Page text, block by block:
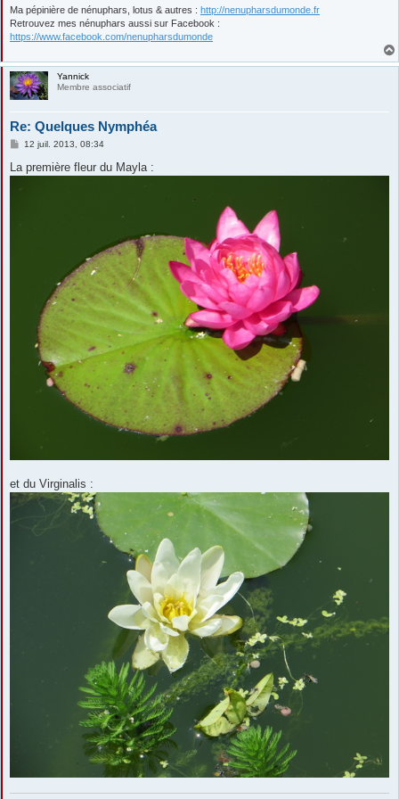
Ma pépinière de nénuphars, lotus & autres : http://nenupharsdumonde.fr
Retrouvez mes nénuphars aussi sur Facebook :
https://www.facebook.com/nenupharsdumonde
Yannick
Membre associatif
Re: Quelques Nymphéa
M
s
s
12 juil. 2013, 08:34
La première fleur du Mayla :
et du Virginalis :